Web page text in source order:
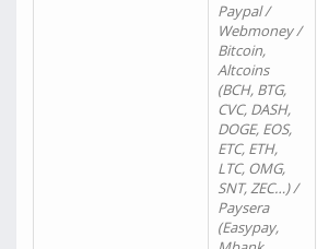
Paypal /
Webmoney /
Bitcoin,
Altcoins
(BCH, BTG,
CVC, DASH,
DOGE, EOS,
ETC, ETH,
LTC, OMG,
SNT, ZEC…) /
Paysera
(Easypay,